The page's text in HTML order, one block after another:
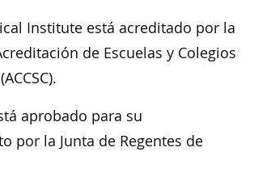
Institute está acreditado por la
de Escuelas y Colegios
aprobado para su
por la Junta de Regentes de